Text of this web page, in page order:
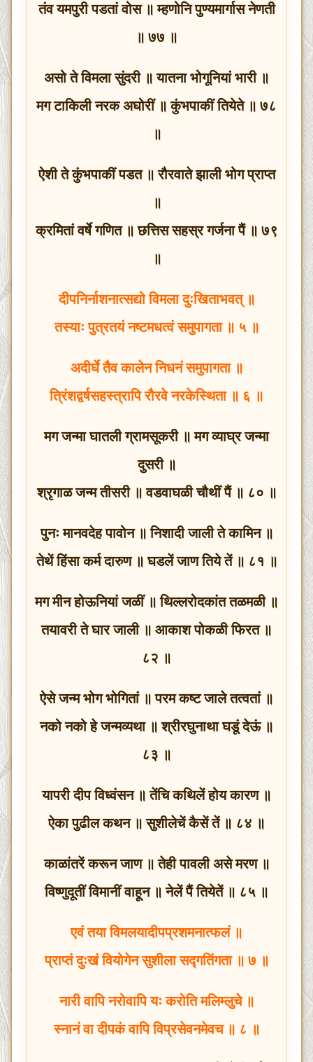
तंव यमपुरी पडतां वोस ॥ म्हणोनि पुण्यमार्गास नेणती
॥ ७७ ॥
असो ते विमला सुंदरी ॥ यातना भोगूनियां भारी ॥
मग टाकिली नरक अघोरीं ॥ कुंभपाकीं तियेते ॥ ७८
॥
ऐशी ते कुंभपाकीं पडत ॥ रौरवाते झाली भोग प्राप्त
॥
क्रमितां वर्षे गणित ॥ छत्तिस सहस्र गर्जना पैं ॥ ७९
॥
दीपनिर्नाशनात्सद्यो विमला दुःखिताभवत् ॥
तस्याः पुत्रतयं नष्टमधत्वं समुपागता ॥ ५ ॥
अदीर्घे तैव कालेन निधनं समुपागता ॥
त्रिंशद्वर्षसहस्त्रापि रौरवे नरकेस्थिता ॥ ६ ॥
मग जन्मा घातली ग्रामसूकरी ॥ मग व्याघ्र जन्मा
दुसरी ॥
श्रृगाळ जन्म तीसरी ॥ वडवाघळी चौथीं पैं ॥ ८० ॥
पुनः मानवदेह पावोन ॥ निशादी जाली ते कामिन ॥
तेथें हिंसा कर्म दारुण ॥ घडलें जाण तिये तें ॥ ८१ ॥
मग मीन होऊनियां जळीं ॥ थिल्लरोदकांत तळमळी ॥
तयावरी ते घार जाली ॥ आकाश पोकळी फिरत ॥
८२ ॥
ऐसे जन्म भोग भोगितां ॥ परम कष्ट जाले तत्वतां ॥
नको नको हे जन्मव्यथा ॥ श्रीरघुनाथा घडूं देऊं ॥
८३ ॥
यापरी दीप विध्वंसन ॥ तेंचि कथिलें होय कारण ॥
ऐका पुढील कथन ॥ सुशीलेचें कैसें तें ॥ ८४ ॥
काळांतरें करून जाण ॥ तेही पावली असे मरण ॥
विष्णुदूतीं विमानीं वाहून ॥ नेलें पैं तियेतें ॥ ८५ ॥
एवं तया विमलयादीपप्रशमनात्फलं ॥
प्राप्तं दुःखं वियोगेन सुशीला सद्गतिंगता ॥ ७ ॥
नारी वापि नरोवापि यः करोति मलिम्लुचे ॥
स्नानं वा दीपकं वापि विप्रसेवनमेवच ॥ ८ ॥